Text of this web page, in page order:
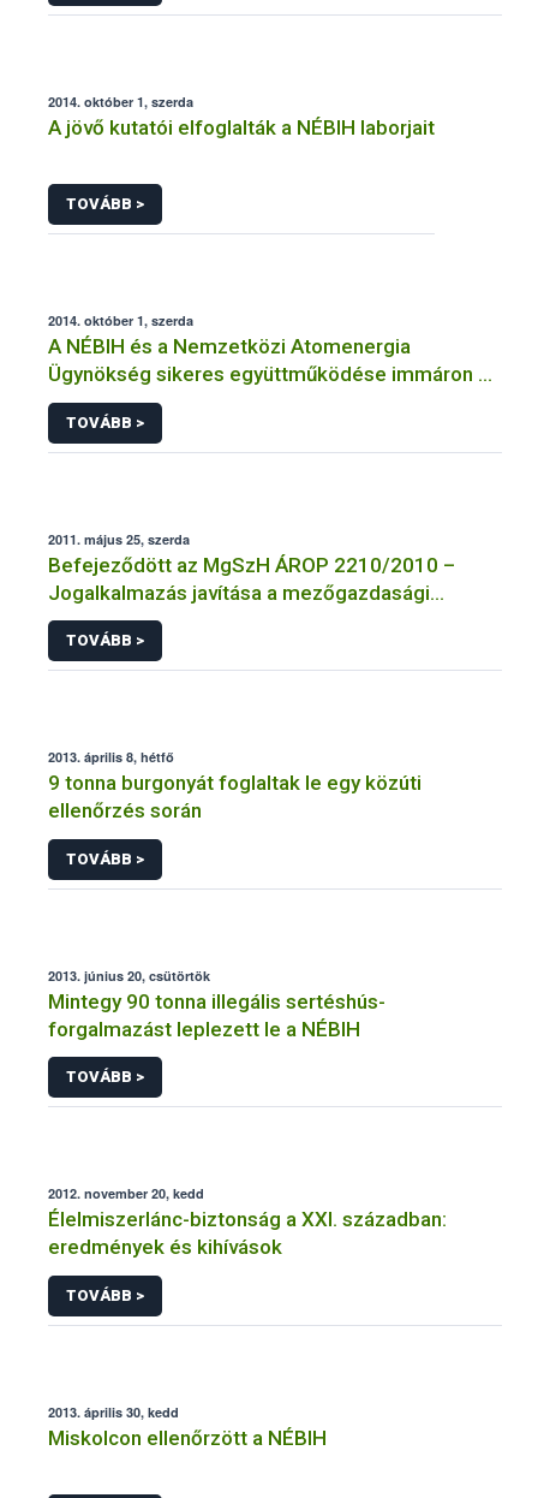
2014. október 1, szerda
A jövő kutatói elfoglalták a NÉBIH laborjait
TOVÁBB >
2014. október 1, szerda
A NÉBIH és a Nemzetközi Atomenergia
Ügynökség sikeres együttműködése immáron 8
éve tart
TOVÁBB >
2011. május 25, szerda
Befejeződött az MgSzH ÁROP 2210/2010 –
Jogalkalmazás javítása a mezőgazdasági
szakigazgatásban című projekt
megvalósulásának első üteme
TOVÁBB >
2013. április 8, hétfő
9 tonna burgonyát foglaltak le egy közúti
ellenőrzés során
TOVÁBB >
2013. június 20, csütörtök
Mintegy 90 tonna illegális sertéshús-
forgalmazást leplezett le a NÉBIH
TOVÁBB >
2012. november 20, kedd
Élelmiszerlánc-biztonság a XXI. században:
eredmények és kihívások
TOVÁBB >
2013. április 30, kedd
Miskolcon ellenőrzött a NÉBIH